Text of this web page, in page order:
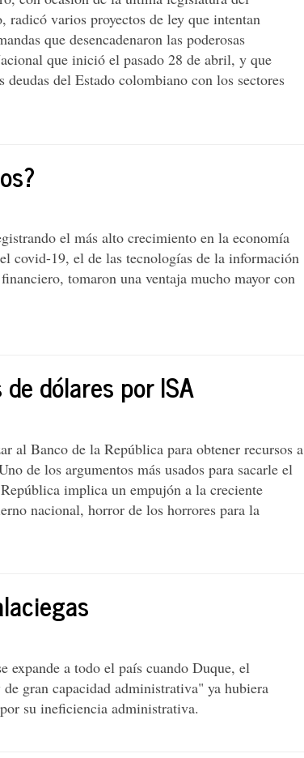
radicó varios proyectos de ley que intentan
que desencadenaron las poderosas
que inició el pasado 28 de abril, y que
deudas del Estado colombiano con los sectores
el más alto crecimiento en la economía
covid-19, el de las tecnologías de la información
tomaron una ventaja mucho mayor con
dólares por ISA
al Banco de la República para obtener recursos a
de los argumentos más usados para sacarle el
implica un empujón a la creciente
nacional, horror de los horrores para la
a todo el país cuando Duque, el
gran capacidad administrativa" ya hubiera
su ineficiencia administrativa.